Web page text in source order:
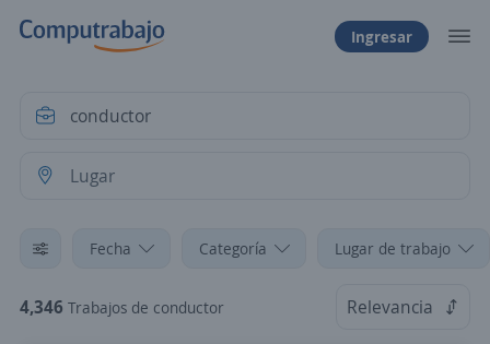
Ingresar
Fecha Categoría Lugar de trabajo
4,346 Trabajos de conductor Relevancia